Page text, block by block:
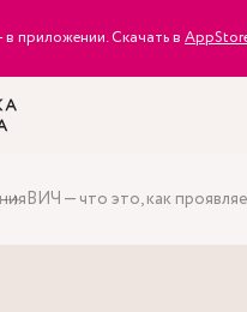
приложении. Скачать в
ВИЧ — что это, как